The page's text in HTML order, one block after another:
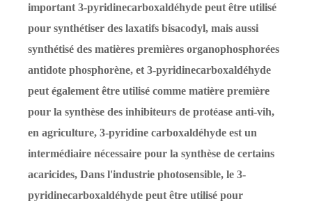
important 3-pyridinecarboxaldéhyde peut être utilisé
pour synthétiser des laxatifs bisacodyl, mais aussi
synthétisé des matières premières organophosphorées
antidote phosphorène, et 3-pyridinecarboxaldéhyde
peut également être utilisé comme matière première
pour la synthèse des inhibiteurs de protéase anti-vih,
en agriculture, 3-pyridine carboxaldéhyde est un
intermédiaire nécessaire pour la synthèse de certains
acaricides, Dans l'industrie photosensible, le 3-
pyridinecarboxaldéhyde peut être utilisé pour